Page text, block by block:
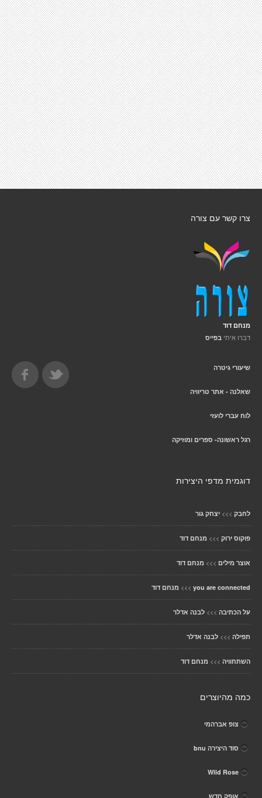
צרו קשר עם צורה
מנחם דוד
דברו איתי בפייס
שיעורי גיטרה
שאלנה - אתר טריוויה
לוח עברי לועזי
רגל ראשונה- ספרים ומוזיקה
דוגמית מדפי היצירות
לחבק >>> יצחק גור
פוקוס ירוק >>> מנחם דוד
אוצר מילים >>> מנחם דוד
you are connected
>>> מנחם דוד
על הכתיבה >>> לבנה אדלר
תפילה >>> לבנה אדלר
השתחוויה >>> מנחם דוד
כמה מהיוצרים
צופ אברהמי
סוד היצירה bnu
Wild Rose
אופק חדש